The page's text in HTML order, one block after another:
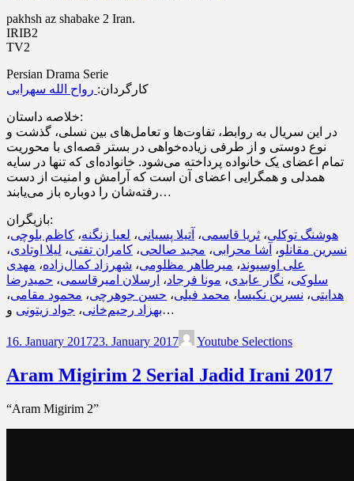
pakhsh az shabake 2 Iran.
IRIB2
TV2
Persian Drama Serie
کارگردان: رواح الله سهرابی
خلاصه داستان:
در این سریال به روابط، تفاوت‌ها و تعامل‌های بین نسلی، گذشت و
نوع دوستی و از طرفی زیاده‌خواهی در بستر قصه‌ای با محوریت
تمام اعضای یک خانواده پرداخته می‌شود. خانواده‌ای که تنها در سایه
همدلی و همگرایی اعضای آن است که آرامش و امنیت از دست
رفته‌شان را دوباره باز می‌یابند…
بازیگران:
هوشنگ توکلی، ثریا قاسمی، آتیلا پسیانی، لعیا زنگنه، کاظم بلوچی،
نسرین مقانلو، آشا محرابی، مجید صالحی، کامران تفتی، لیلا اوتادی،
علی اوسیوند، میرطاهر مظلومی، شهرزاد کمال‌زاده، مهدی
سلوکی، نگار عابدی، مونا فرجاد، ارسلان امیرقاسمی، حمیدرضا
هدایتی، نسرین نکیسا، محمد فیلی، حسن جوهرچی، محمود مقامی،
بهزاد رحیم‌خانی، جواد زیتونی و…
16. January 201723. January 2017 Youtube Selections
Aram Migirim 2 Serial Jadid Irani 2017
“Aram Migirim 2”